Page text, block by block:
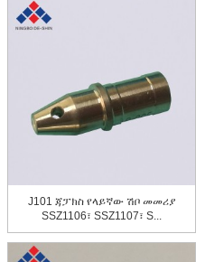
J101 ጃፓክስ የላይኛው ሽቦ መመሪያ
SSZ1106፣ SSZ1107፣ S...